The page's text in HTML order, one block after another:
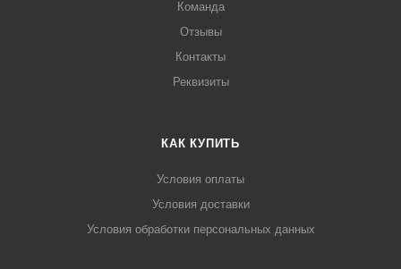
Команда
Отзывы
Контакты
Реквизиты
КАК КУПИТЬ
Условия оплаты
Условия доставки
Условия обработки персональных данных